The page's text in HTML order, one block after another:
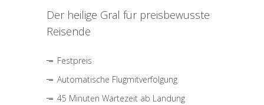
Der heilige Gral für preisbewusste
Reisende
Festpreis
Automatische Flugmitverfolgung
45 Minuten Wartezeit ab Landung